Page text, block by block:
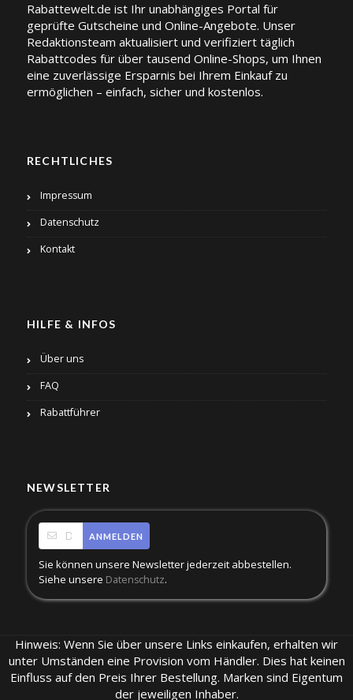
Rabattewelt.de ist Ihr unabhängiges Portal für
geprüfte Gutscheine und Online-Angebote. Unser
Redaktionsteam aktualisiert und verifiziert täglich
Rabattcodes für über tausend Online-Shops, um Ihnen
eine zuverlässige Ersparnis bei Ihrem Einkauf zu
ermöglichen – einfach, sicher und kostenlos.
RECHTLICHES
Impressum
Datenschutz
Kontakt
HILFE & INFOS
Über uns
FAQ
Rabattführer
NEWSLETTER
ANMELDEN
Sie können unsere Newsletter jederzeit abbestellen.
Siehe unsere Datenschutz.
Hinweis: Wenn Sie über unsere Links einkaufen, erhalten wir
unter Umständen eine Provision vom Händler. Dies hat keinen
Einfluss auf den Preis Ihrer Bestellung. Marken sind Eigentum
der jeweiligen Inhaber.